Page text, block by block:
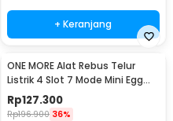
+ Keranjang
ONE MORE Alat Rebus Telur
Listrik 4 Slot 7 Mode Mini Egg
Cooker 300W - LG-803
Rp127.300
Rp196.900 36%